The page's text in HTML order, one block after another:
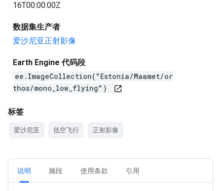
16T00:00:00Z
数据集生产者
爱沙尼亚正射影像
Earth Engine 代码段
ee.ImageCollection("Estonia/Maamet/or
thos/mono_low_flying")
open_in_new
标签
爱沙尼亚 低空飞行 正射影像
说明 频段 使用条款 引用